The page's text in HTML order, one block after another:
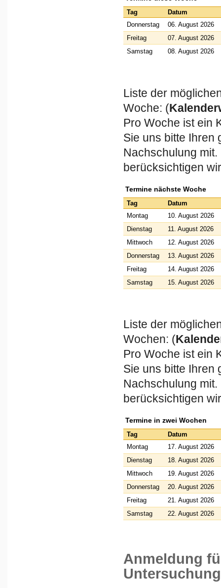
Tag
Datum
Donnerstag
06. August 2026
Freitag
07. August 2026
Samstag
08. August 2026
Liste der
Woche: (
Pro Woche ist ein
Sie uns bitte Ihren
Nachschulung
berücksichtigen
Termine nächste Woche
Tag
Datum
Montag
10. August 2026
Dienstag
11. August 2026
Mittwoch
12. August 2026
Donnerstag
13. August 2026
Freitag
14. August 2026
Samstag
15. August 2026
Liste der
Wochen: (
Pro Woche ist ein
Sie uns bitte Ihren
Nachschulung
berücksichtigen
Termine in zwei Wochen
Tag
Datum
Montag
17. August 2026
Dienstag
18. August 2026
Mittwoch
19. August 2026
Donnerstag
20. August 2026
Freitag
21. August 2026
Samstag
22. August 2026
Anmeldung
Untersuchung